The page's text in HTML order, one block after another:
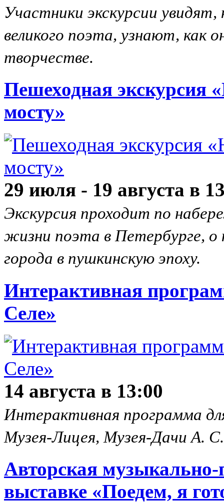
Участники экскурсии
великого поэта, узнают, как
творчестве.
Пешеходная экскурсия
мосту»
29 июля - 19 августа в
Экскурсия проходит по
жизни поэта в Петербурге,
города в пушкинскую эпоху.
Интерактивная
Селе»
14 августа в 13:00
Интерактивная программа
Музея-Лицея, Музея-Дачи А.
Авторская музыкально-
выставке «Поедем, я